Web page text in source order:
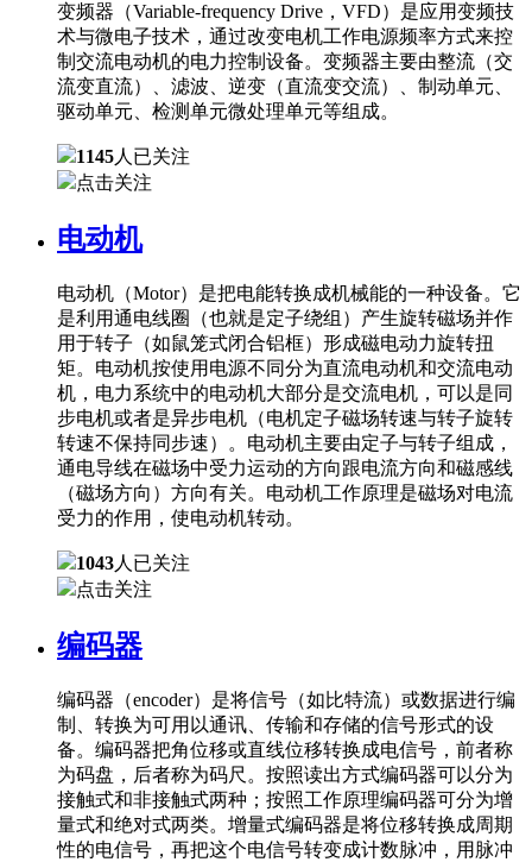
变频器（Variable-frequency Drive，VFD）是应用变频技
术与微电子技术，通过改变电机工作电源频率方式来控
制交流电动机的电力控制设备。变频器主要由整流（交
流变直流）、滤波、逆变（直流变交流）、制动单元、
驱动单元、检测单元微处理单元等组成。
1145人已关注
点击关注
电动机
电动机（Motor）是把电能转换成机械能的一种设备。它
是利用通电线圈（也就是定子绕组）产生旋转磁场并作
用于转子（如鼠笼式闭合铝框）形成磁电动力旋转扭
矩。电动机按使用电源不同分为直流电动机和交流电动
机，电力系统中的电动机大部分是交流电机，可以是同
步电机或者是异步电机（电机定子磁场转速与转子旋转
转速不保持同步速）。电动机主要由定子与转子组成，
通电导线在磁场中受力运动的方向跟电流方向和磁感线
（磁场方向）方向有关。电动机工作原理是磁场对电流
受力的作用，使电动机转动。
1043人已关注
点击关注
编码器
编码器（encoder）是将信号（如比特流）或数据进行编
制、转换为可用以通讯、传输和存储的信号形式的设
备。编码器把角位移或直线位移转换成电信号，前者称
为码盘，后者称为码尺。按照读出方式编码器可以分为
接触式和非接触式两种；按照工作原理编码器可分为增
量式和绝对式两类。增量式编码器是将位移转换成周期
性的电信号，再把这个电信号转变成计数脉冲，用脉冲